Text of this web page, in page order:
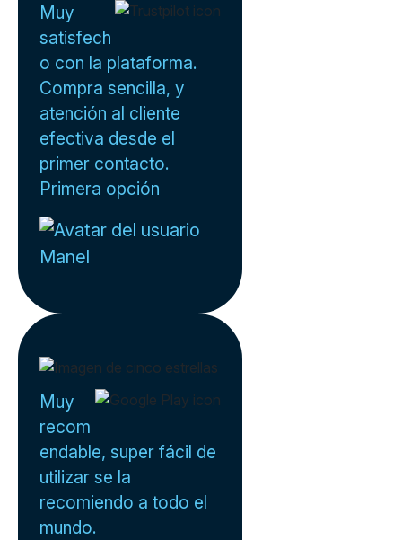
Muy
satisfech
o con la plataforma.
Compra sencilla, y
atención al cliente
efectiva desde el
primer contacto.
Primera opción
Manel
Muy
recom
endable, super fácil de
utilizar se la
recomiendo a todo el
mundo.